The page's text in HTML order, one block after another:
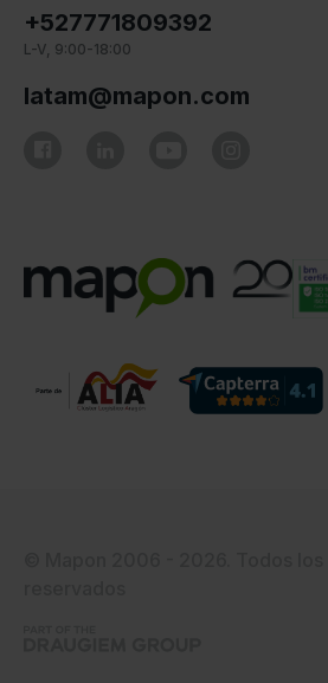
+527771809392
L-V, 9:00-18:00
latam@mapon.com